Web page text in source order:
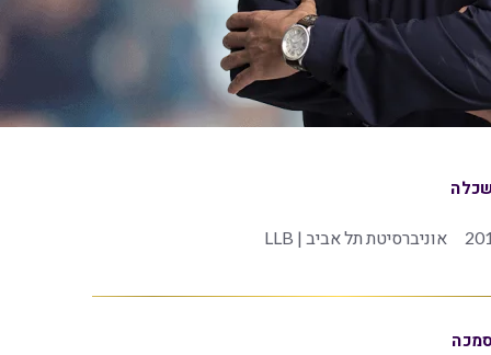
אוניברסיטת תל אביב | LLB